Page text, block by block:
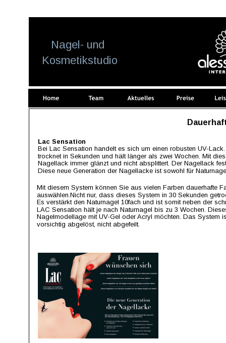
Lac Sensation
Bei Lac Sensation handelt es sich um einen robusten UV-
trocknet in Sekunden und hält länger als zwei Wochen. Mit
Nagellack immer glänzt und nicht absplittert. Der Nagellack
Diese neue Generation der Nagellacke ist sowohl für
Mit diesem System können Sie aus vielen Farben dauerhafte
auswählen.Nicht nur, dass dieses System in 30 Sekunden
Es verstärkt den Naturnagel 10fach und ist somit neben der
LAC Sensation hält je nach Naturnagel bis zu 3 Wochen.
Nagelmodellage mit UV-Gel oder Acryl möchten. Das System
vorsichtig abgelöst, nicht abgefeilt.
    Nagel- und
Kosmetikstudio